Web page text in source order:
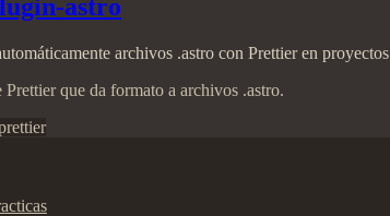
astro
archivos .astro con Prettier en
que da formato a archivos .astro.